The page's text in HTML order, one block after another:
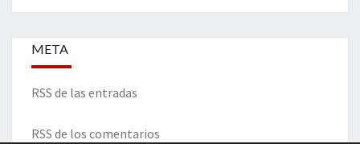
META
RSS de las entradas
RSS de los comentarios